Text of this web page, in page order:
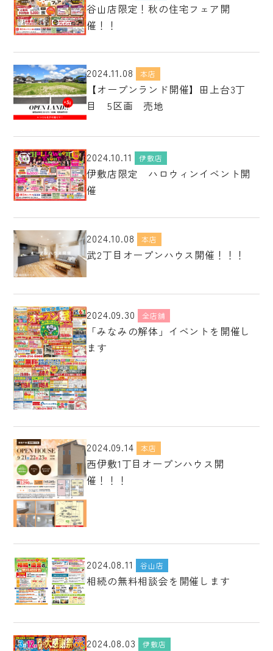
谷山店限定！秋の住宅フェア開
催！！
2024.11.08 本店
【オープンランド開催】田上台3丁
目 5区画 売地
2024.10.11 伊敷店
伊敷店限定 ハロウィンイベント開
催
2024.10.08 本店
武2丁目オープンハウス開催！！！
2024.09.30 全店舗
「みなみの解体」イベントを開催し
ます
2024.09.14 本店
西伊敷1丁目オープンハウス開
催！！！
2024.08.11 谷山店
相続の無料相談会を開催します
2024.08.03 伊敷店